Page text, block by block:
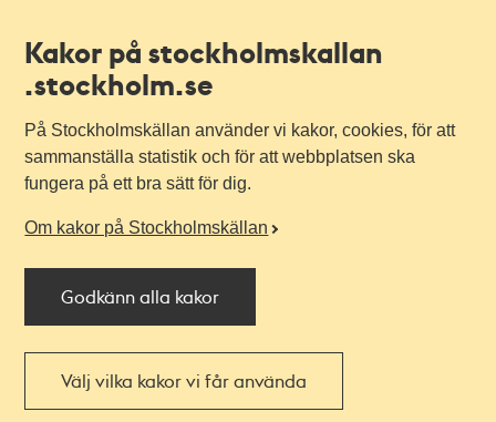
Kakor på stockholmskallan
.stockholm.se
På Stockholmskällan använder vi kakor, cookies, för att
sammanställa statistik och för att webbplatsen ska
fungera på ett bra sätt för dig.
Om kakor på Stockholmskällan
Godkänn alla kakor
Välj vilka kakor vi får använda